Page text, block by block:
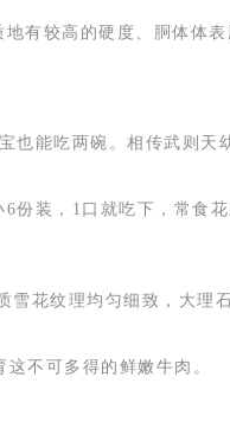
有较高的硬度、胴体体
也能吃两碗。 相传武则天
装，1口就吃下，常食
雪花纹理均匀细致，大理
不可多得的鲜嫩牛肉。